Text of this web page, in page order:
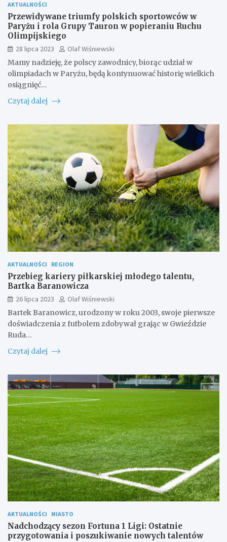
AKTUALNOŚCI
Przewidywane triumfy polskich sportowców w
Paryżu i rola Grupy Tauron w popieraniu Ruchu
Olimpijskiego
28 lipca 2023
Olaf Wiśniewski
Mamy nadzieję, że polscy zawodnicy, biorąc udział w
olimpiadach w Paryżu, będą kontynuować historię wielkich
osiągnięć…
Czytaj dalej
AKTUALNOŚCI REGION
Przebieg kariery piłkarskiej młodego talentu,
Bartka Baranowicza
26 lipca 2023
Olaf Wiśniewski
Bartek Baranowicz, urodzony w roku 2003, swoje pierwsze
doświadczenia z futbolem zdobywał grając w Gwieździe
Ruda…
Czytaj dalej
AKTUALNOŚCI MIASTO
Nadchodzący sezon Fortuna 1 Ligi: Ostatnie
przygotowania i poszukiwanie nowych talentów